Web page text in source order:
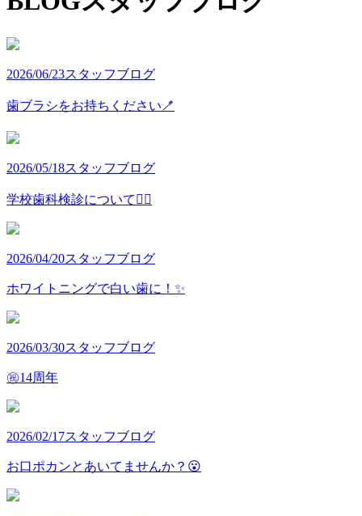
2026/06/23スタッフブログ
歯ブラシをお持ちください🪥
2026/05/18スタッフブログ
学校歯科検診について👩‍⚕️
2026/04/20スタッフブログ
ホワイトニングで白い歯に！✨
2026/03/30スタッフブログ
㊗️14周年
2026/02/17スタッフブログ
お口ポカンとあいてませんか？😮